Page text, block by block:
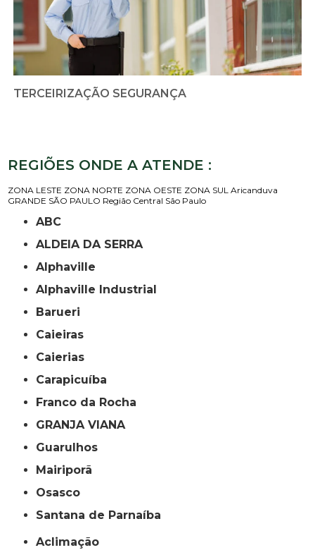
TERCEIRIZAÇÃO SEGURANÇA
REGIÕES ONDE A ATENDE :
ZONA LESTE ZONA NORTE ZONA OESTE ZONA SUL Aricanduva
GRANDE SÃO PAULO Região Central São Paulo
ABC
ALDEIA DA SERRA
Alphaville
Alphaville Industrial
Barueri
Caieiras
Caierias
Carapicuíba
Franco da Rocha
GRANJA VIANA
Guarulhos
Mairiporã
Osasco
Santana de Parnaíba
Aclimação